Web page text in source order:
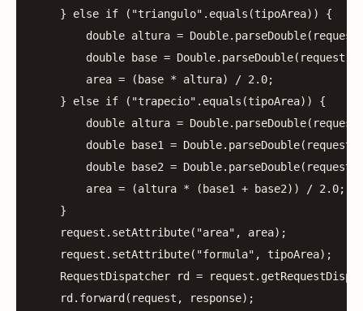
}
else if ( "triangulo" . equals (tipoArea))
{
double altura = Double. parseDouble( request
double
base = Double. parseDouble( request
area = ( base * altura) / 2.0;
}
else if ( "trapecio" . equals (tipoArea))
{
double altura = Double. parseDouble( request
double
base1 = Double. parseDouble( request
double
base2 = Double. parseDouble( request
area = (altura * ( base1 + base2)) / 2.0;
}
request . setAttribute( "area" , area);
request . setAttribute( "formula" , tipoArea);
RequestDispatcher
rd = request .
rd . forward ( request , response);